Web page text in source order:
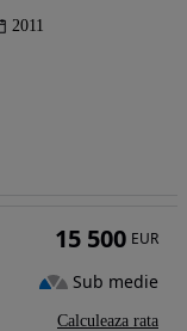
2011
15 500 EUR
Sub medie
Calculeaza rata